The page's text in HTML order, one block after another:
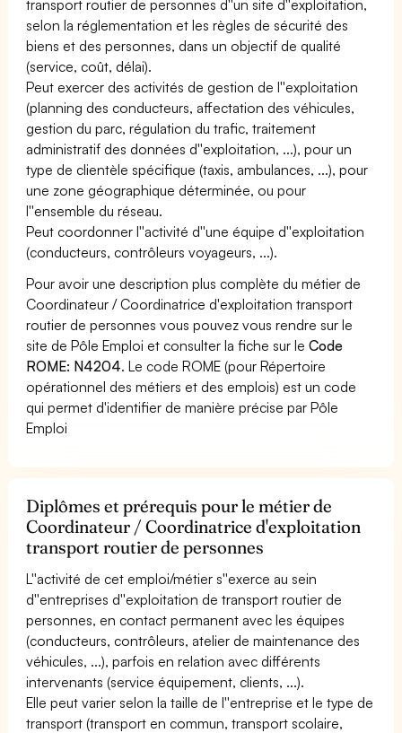
transport routier de personnes d''un site d''exploitation,
selon la réglementation et les règles de sécurité des
biens et des personnes, dans un objectif de qualité
(service, coût, délai).
Peut exercer des activités de gestion de l''exploitation
(planning des conducteurs, affectation des véhicules,
gestion du parc, régulation du trafic, traitement
administratif des données d''exploitation, ...), pour un
type de clientèle spécifique (taxis, ambulances, ...), pour
une zone géographique déterminée, ou pour
l''ensemble du réseau.
Peut coordonner l''activité d''une équipe d''exploitation
(conducteurs, contrôleurs voyageurs, ...).
Pour avoir une description plus complète du métier de
Coordinateur / Coordinatrice d'exploitation transport
routier de personnes vous pouvez vous rendre sur le
site de Pôle Emploi et consulter la fiche sur leCode
ROME: N4204. Le code ROME (pour Répertoire
opérationnel des métiers et des emplois) est un code
qui permet d'identifier de manière précise par Pôle
Emploi
Diplômes et prérequis pour le métier de
Coordinateur / Coordinatrice d'exploitation
transport routier de personnes
L''activité de cet emploi/métier s''exerce au sein
d''entreprises d''exploitation de transport routier de
personnes, en contact permanent avec les équipes
(conducteurs, contrôleurs, atelier de maintenance des
véhicules, ...), parfois en relation avec différents
intervenants (service équipement, clients, ...).
Elle peut varier selon la taille de l''entreprise et le type de
transport (transport en commun, transport scolaire,